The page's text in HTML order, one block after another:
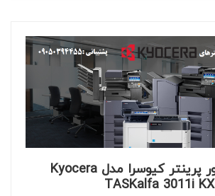
دانلود درایور پرینتر کیوسرا مدل Kyocera
TASKalfa 3011i KX